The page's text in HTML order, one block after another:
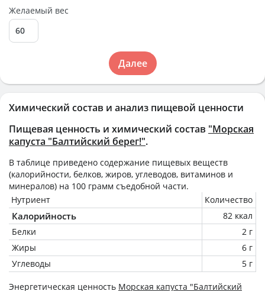
Химический состав и анализ пищевой ценности
Пищевая ценность и химический состав "Морская
капуста "Балтийский берег!".
В таблице приведено содержание пищевых веществ
(калорийности, белков, жиров, углеводов, витаминов и
минералов) на 100 грамм съедобной части.
Нутриент
Количество
Калорийность
82 ккал
Белки
2 г
Жиры
6 г
Углеводы
5 г
Энергетическая ценность Морская капуста "Балтийский
Желаемый вес
Далее